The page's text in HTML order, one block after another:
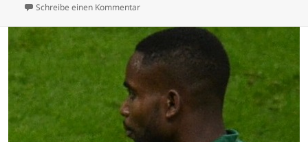
Schreibe einen Kommentarzu Raphael Dwamena sichert FCZ-Sieg –